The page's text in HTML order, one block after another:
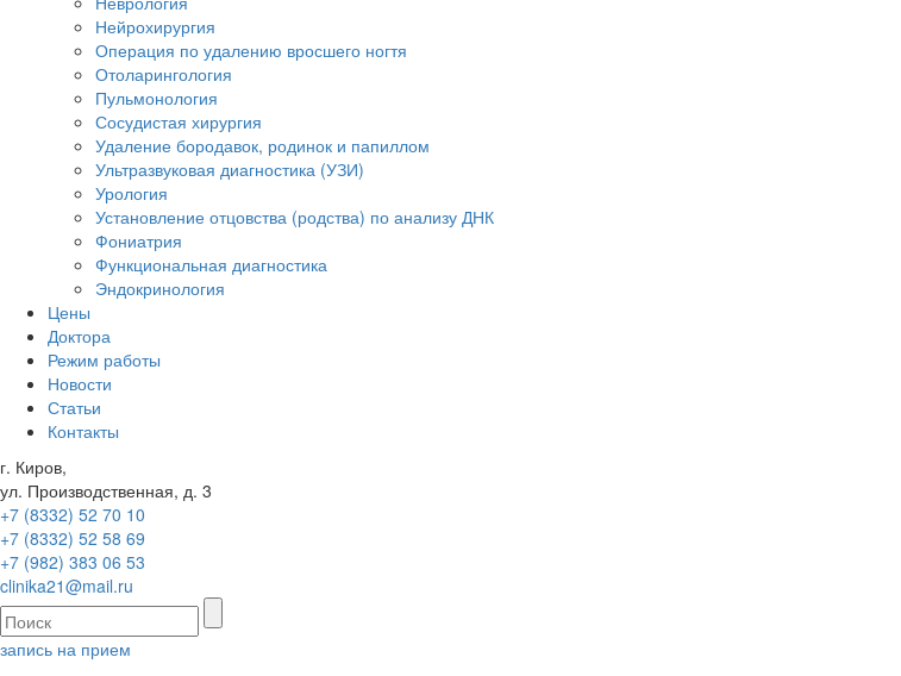
Нейрохирургия
Операция по удалению вросшего ногтя
Отоларингология
Пульмонология
Сосудистая хирургия
Удаление бородавок, родинок и папиллом
Ультразвуковая диагностика (УЗИ)
Урология
Установление отцовства (родства) по анализу ДНК
Фониатрия
Функциональная диагностика
Эндокринология
Цены
Доктора
Режим работы
Новости
Статьи
Контакты
г. Киров,
ул. Производственная, д. 3
+7 (8332) 52 70 10
+7 (8332) 52 58 69
+7 (982) 383 06 53
clinika21@mail.ru
запись на прием